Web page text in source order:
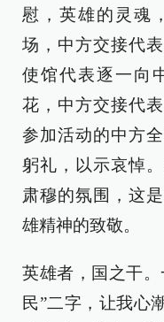
慰，英雄的灵魂
场，中方交接代
使馆代表逐一向
花，中方交接代
参加活动的中方
躬礼，以示哀悼
肃穆的氛围，这
雄精神的致敬。
英雄者，国之干
民”二字，让我心